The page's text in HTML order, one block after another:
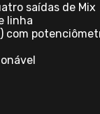
saídas de Mix
linha
com